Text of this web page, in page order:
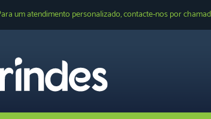
um atendimento personalizado, contacte-nos por